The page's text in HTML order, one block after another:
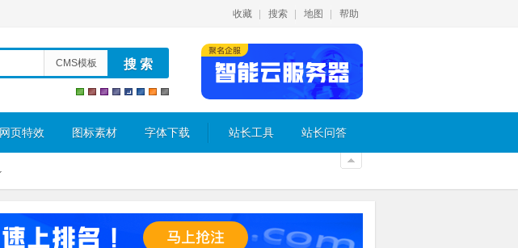
收藏 搜索 地图 帮助
CMS模板
网页特效 图标素材 字体下载 站长工具 站长问答